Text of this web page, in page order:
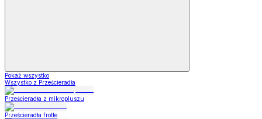
Pokaż wszystko
Wszystko z Prześcieradła
Prześcieradła z mikropluszu
Prześcieradła frotte